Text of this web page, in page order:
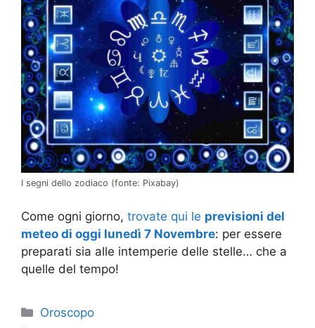
I segni dello zodiaco (fonte: Pixabay)
Come ogni giorno, trovate qui le previsioni del
meteo di oggi lunedì 7 Novembre: per essere
preparati sia alle intemperie delle stelle… che a
quelle del tempo!
Categorie
Oroscopo